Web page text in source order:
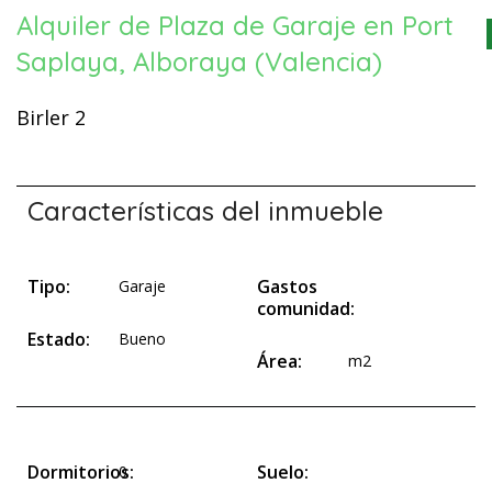
Alquiler de Plaza de Garaje en Port
Saplaya, Alboraya (Valencia)
Birler 2
Características del inmueble
Tipo: Garaje
Estado: Bueno
Gastos
comunidad:
Área: m2
Dormitorios:
0 Suelo: